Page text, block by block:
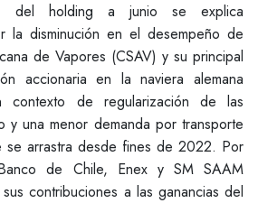
del holding a junio se explica
la disminución en el desempeño de
de Vapores (CSAV) y su principal
accionaria en la naviera alemana
contexto de regularización de las
y una menor demanda por transporte
se arrastra desde fines de 2022. Por
de Chile, Enex y SM SAAM
contribuciones a las ganancias del